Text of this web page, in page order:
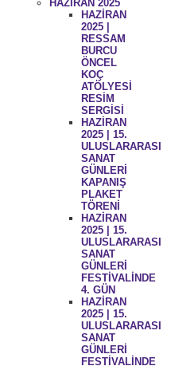
HAZİRAN 2025
HAZİRAN
2025 |
RESSAM
BURCU
ÖNCEL
KOÇ
ATÖLYESİ
RESİM
SERGİSİ
HAZİRAN
2025 | 15.
ULUSLARARASI
SANAT
GÜNLERİ
KAPANIŞ
PLAKET
TÖRENİ
HAZİRAN
2025 | 15.
ULUSLARARASI
SANAT
GÜNLERİ
FESTİVALİNDE
4. GÜN
HAZİRAN
2025 | 15.
ULUSLARARASI
SANAT
GÜNLERİ
FESTİVALİNDE